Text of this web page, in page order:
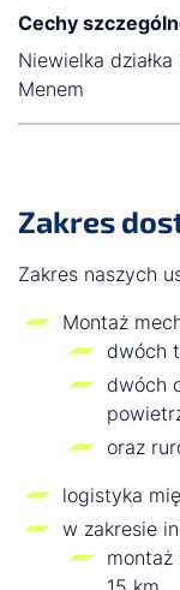
Cechy
Niewielka
Menem
Zakres
Zakres naszych
Montaż
dwóch
dwóch
oraz
logistyka
w zakresie
montaż